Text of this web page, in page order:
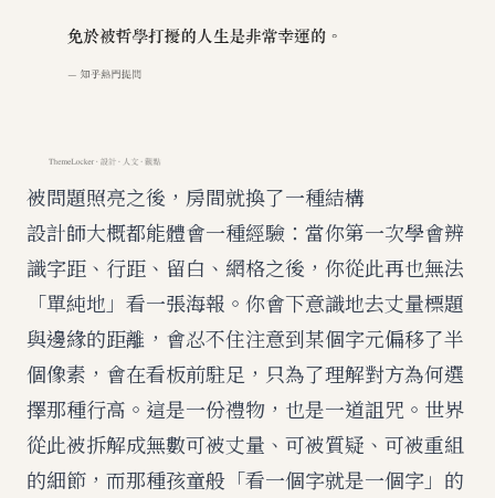
被問題照亮之後，房間就換了一種結構
設計師大概都能體會一種經驗：當你第一次學會辨
識字距、行距、留白、網格之後，你從此再也無法
「單純地」看一張海報。你會下意識地去丈量標題
與邊緣的距離，會忍不住注意到某個字元偏移了半
個像素，會在看板前駐足，只為了理解對方為何選
擇那種行高。這是一份禮物，也是一道詛咒。世界
從此被拆解成無數可被丈量、可被質疑、可被重組
的細節，而那種孩童般「看一個字就是一個字」的